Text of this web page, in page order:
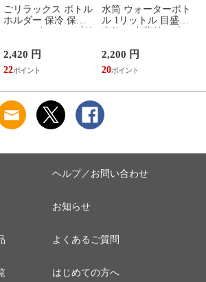
ごリラックス ボトル
ホルダー 保冷 保温
補給 マイボトル サ
ウナ 温泉 水筒 カバ
ー トトノイモード
2,420 円
22
水筒 ウォーターボト
ル 1リットル 目盛り
マイボトル 動物 ア
ニマル ゴリラ ごリ
ラックス ゴリゴリボ
2,200 円
20
ヘルプ／お問い合わせ
お知らせ
よくあるご質問
はじめての方へ